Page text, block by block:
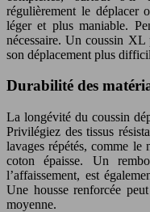
régulièrement le déplacer
léger et plus maniable.
nécessaire. Un coussin
son déplacement plus
Durabilité des
La longévité du coussin
Privilégiez des tissus
lavages répétés, comme
coton épaisse. Un
l’affaissement, est
Une housse renforcée
moyenne.